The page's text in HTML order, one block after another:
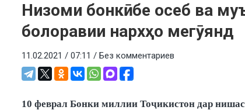
Низоми бонкӣ: бе осеб ва
болоравии нархҳо мегӯянд
11.02.2021 / 07:11 / Без комментариев
10 феврал Бонки миллии Тоҷикистон дар